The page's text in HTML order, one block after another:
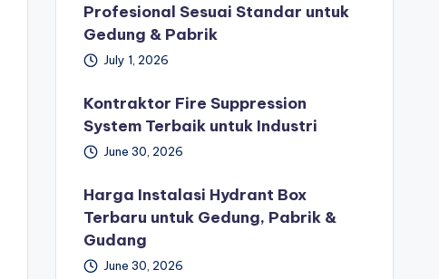
Profesional Sesuai Standar untuk
Gedung & Pabrik
July 1, 2026
Kontraktor Fire Suppression
System Terbaik untuk Industri
June 30, 2026
Harga Instalasi Hydrant Box
Terbaru untuk Gedung, Pabrik &
Gudang
June 30, 2026